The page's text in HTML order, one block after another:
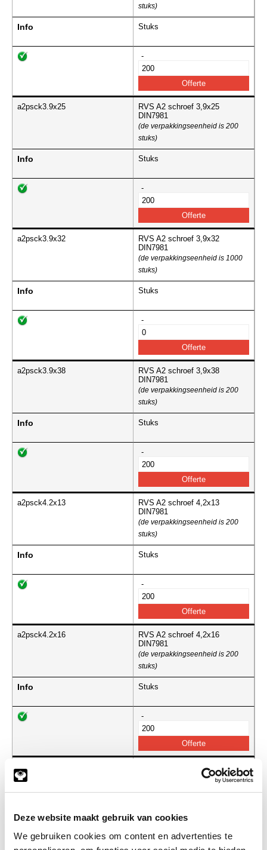
Deze website maakt gebruik van cookies
We gebruiken cookies om content en advertenties te
stuks)
Info Stuks
-
a2psck3.9x25
RVS A2 schroef 3,9x25
DIN7981
(de verpakkingseenheid is 200
stuks)
Info Stuks
-
a2psck3.9x32
RVS A2 schroef 3,9x32
DIN7981
(de verpakkingseenheid is 1000
stuks)
Info Stuks
-
a2psck3.9x38
RVS A2 schroef 3,9x38
DIN7981
(de verpakkingseenheid is 200
stuks)
Info Stuks
-
a2psck4.2x13
RVS A2 schroef 4,2x13
DIN7981
(de verpakkingseenheid is 200
stuks)
Info Stuks
-
a2psck4.2x16
RVS A2 schroef 4,2x16
DIN7981
(de verpakkingseenheid is 200
stuks)
Info Stuks
-
a2psck4.2x19
RVS A2 schroef 4,2x19
Info Stuks
-